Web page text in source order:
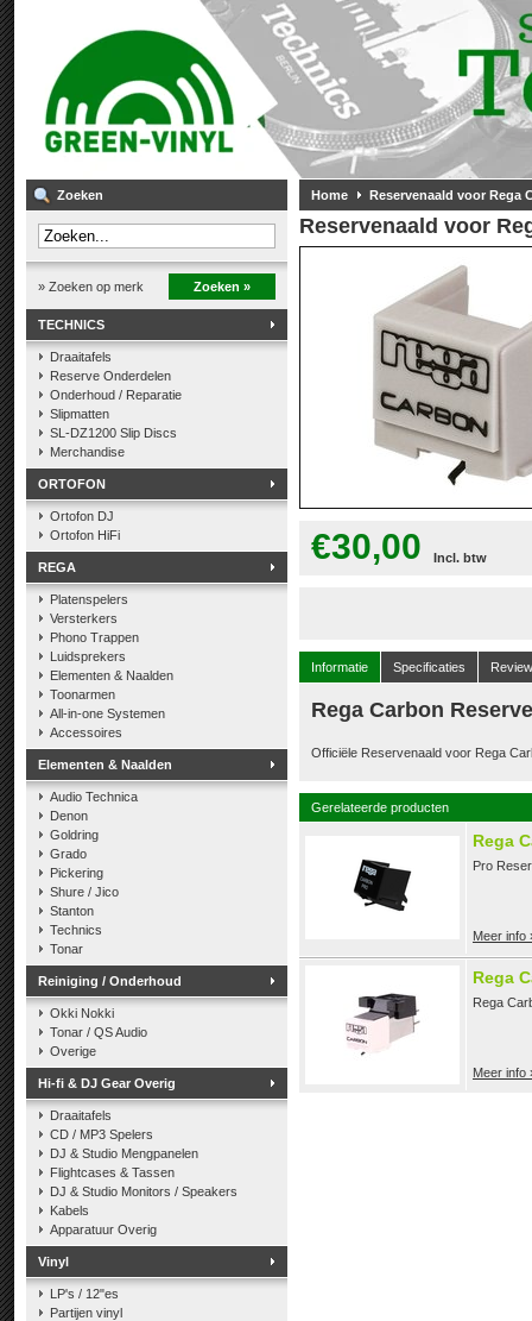
Zoeken
» Zoeken op merk Zoeken »
TECHNICS
Draaitafels
Reserve Onderdelen
Onderhoud / Reparatie
Slipmatten
SL-DZ1200 Slip Discs
Merchandise
ORTOFON
Ortofon DJ
Ortofon HiFi
REGA
Platenspelers
Versterkers
Phono Trappen
Luidsprekers
Elementen & Naalden
Toonarmen
All-in-one Systemen
Accessoires
Elementen & Naalden
Audio Technica
Denon
Goldring
Grado
Pickering
Shure / Jico
Stanton
Technics
Tonar
Reiniging / Onderhoud
Okki Nokki
Tonar / QS Audio
Overige
Hi-fi & DJ Gear Overig
Draaitafels
CD / MP3 Spelers
DJ & Studio Mengpanelen
Flightcases & Tassen
DJ & Studio Monitors / Speakers
Kabels
Apparatuur Overig
Vinyl
LP's / 12"es
Partijen vinyl
Home Reservenaald voor Rega
Reservenaald voor
€30,00 Incl. btw
Informatie Specificaties
Rega Carbon
Officiële Reservenaald voor Rega
Gerelateerde producten
Rega
Pro
Meer info
Rega
Rega
Meer info